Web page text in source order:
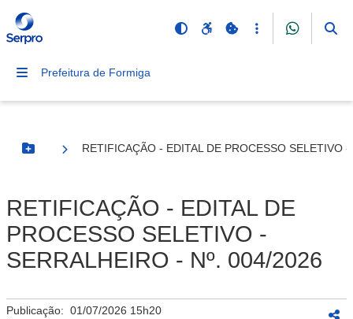
Prefeitura de Formiga
Botão Menu
RETIFICAÇÃO - EDITAL DE PROCESSO SELETIVO
RETIFICAÇÃO - EDITAL DE
PROCESSO SELETIVO -
SERRALHEIRO - Nº. 004/2026
Publicação: 01/07/2026 15h20